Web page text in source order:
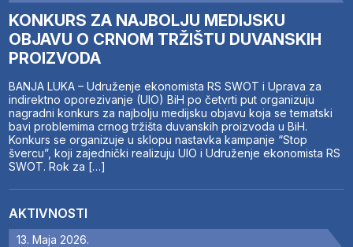
KONKURS ZA NAJBOLJU MEDIJSKU
OBJAVU O CRNOM TRŽIŠTU DUVANSKIH
PROIZVODA
BANJA LUKA – Udruženje ekonomista RS SWOT i Uprava za
indirektno oporezivanje (UIO) BiH po četvrti put organizuju
nagradni konkurs za najbolju medijsku objavu koja se tematski
bavi problemima crnog tržišta duvanskih proizvoda u BiH.
Konkurs se organizuje u sklopu nastavka kampanje “Stop
švercu”, koji zajednički realizuju UIO i Udruženje ekonomista RS
SWOT. Rok za […]
AKTIVNOSTI
13. Maja 2026.